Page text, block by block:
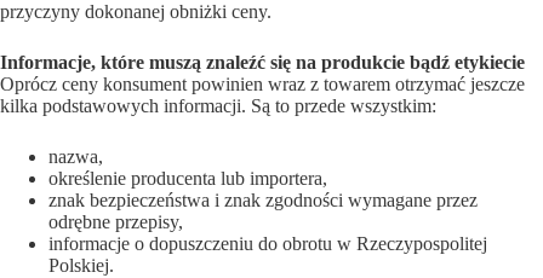
przyczyny dokonanej obniżki ceny.
Informacje, które muszą znaleźć się na produkcie bądź etykiecie
Oprócz ceny konsument powinien wraz z towarem otrzymać jeszcze
kilka podstawowych informacji. Są to przede wszystkim:
nazwa,
określenie producenta lub importera,
znak bezpieczeństwa i znak zgodności wymagane przez
odrębne przepisy,
informacje o dopuszczeniu do obrotu w Rzeczypospolitej
Polskiej.